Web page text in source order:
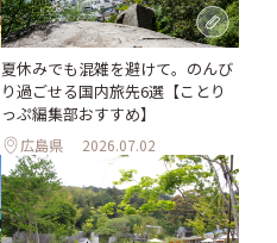
夏休みでも混雑を避けて。のんび
り過ごせる国内旅先6選【ことり
っぷ編集部おすすめ】
広島県 2026.07.02